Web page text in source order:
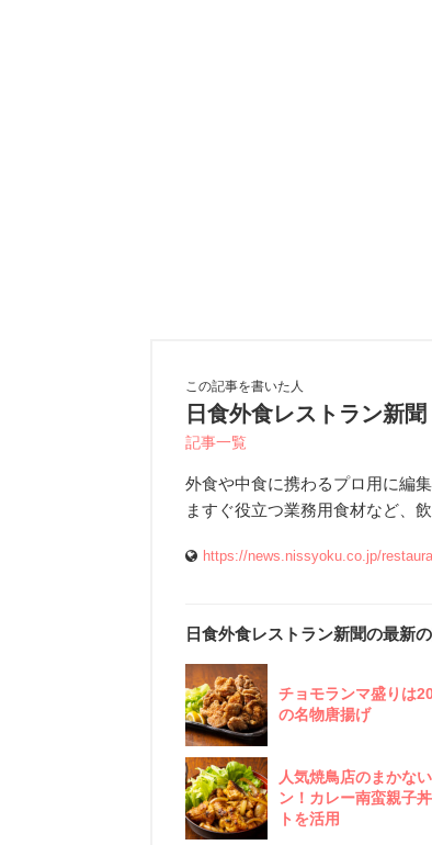
この記事を書いた人
日食外食レストラン新聞
記事一覧
外食や中食に携わるプロ用に編
ますぐ役立つ業務用食材など、
https://news.nissyoku.co.jp/
日食外食レストラン新聞の最新
チョモランマ盛りは
の名物唐揚げ
人気焼鳥店のまかな
ン！カレー南蛮親子
トを活用